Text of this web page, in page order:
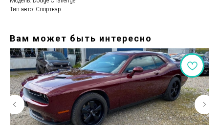
Тип авто: Спорткар
Вам может быть интересно